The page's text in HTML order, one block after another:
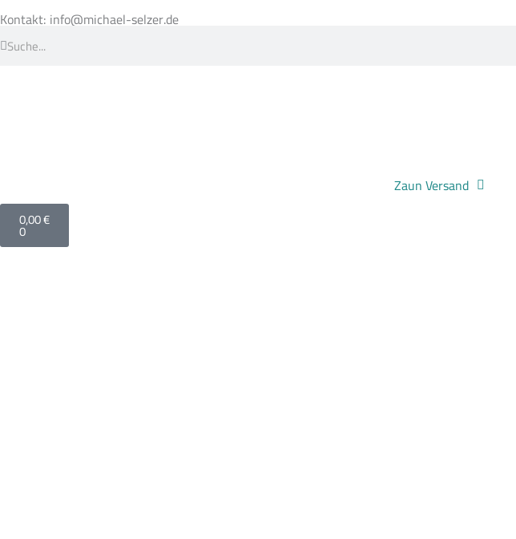
Inhalt
springen
Kontakt: info@michael-selzer.de
Suche
Suche
Zaun Versand
0,00€
0
Warenkorb